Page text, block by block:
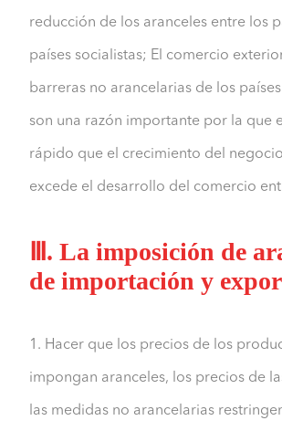
reducción de los aranceles entre los
países socialistas; El comercio
barreras no arancelarias de los
son una razón importante por la que
rápido que el crecimiento del
excede el desarrollo del comercio
Ⅲ. La imposición de
de importación y
1. Hacer que los precios de los
impongan aranceles, los precios de
las medidas no arancelarias